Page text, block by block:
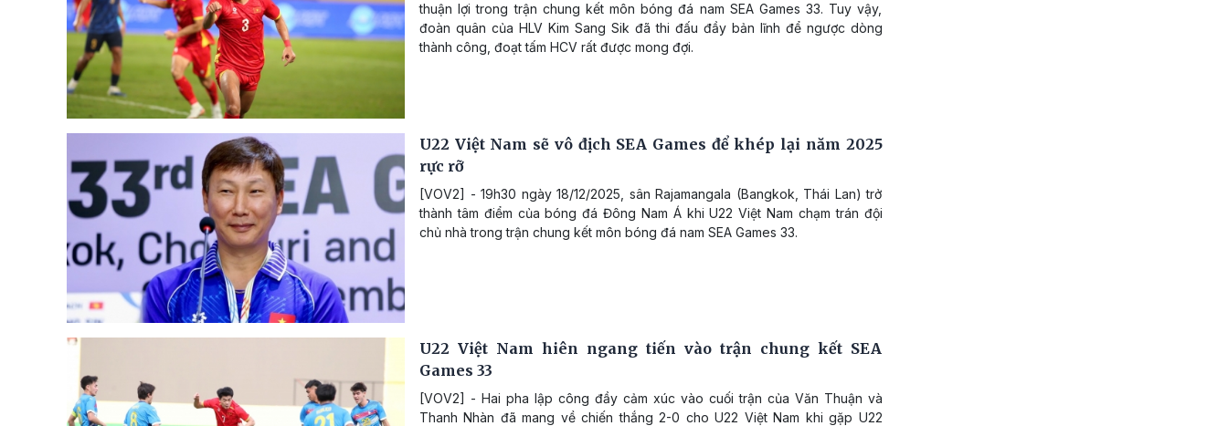
thuận lợi trong trận chung kết môn bóng đá nam SEA Games 33. Tuy vậy,
đoàn quân của HLV Kim Sang Sik đã thi đấu đầy bản lĩnh để ngược dòng
thành công, đoạt tấm HCV rất được mong đợi.
U22 Việt Nam sẽ vô địch SEA Games để khép lại năm 2025
rực rỡ
[VOV2] - 19h30 ngày 18/12/2025, sân Rajamangala (Bangkok, Thái Lan) trở
thành tâm điểm của bóng đá Đông Nam Á khi U22 Việt Nam chạm trán đội
chủ nhà trong trận chung kết môn bóng đá nam SEA Games 33.
U22 Việt Nam hiên ngang tiến vào trận chung kết SEA
Games 33
[VOV2] - Hai pha lập công đầy cảm xúc vào cuối trận của Văn Thuận và
Thanh Nhàn đã mang về chiến thắng 2-0 cho U22 Việt Nam khi gặp U22